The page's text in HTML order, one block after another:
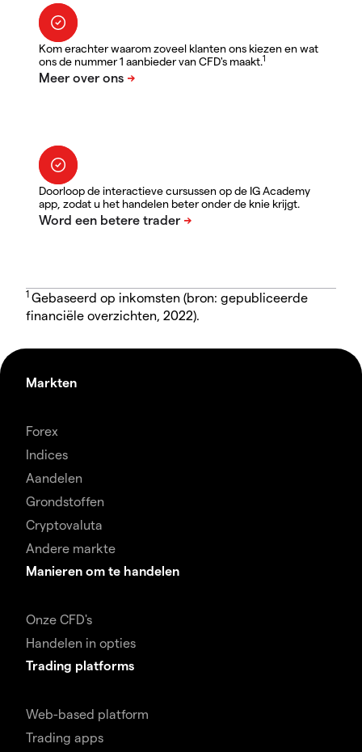
Kom erachter waarom zoveel klanten ons kiezen en wat
ons de nummer 1 aanbieder van CFD's maakt.1
Doorloop de interactieve cursussen op de IG Academy
app, zodat u het handelen beter onder de knie krijgt.
1 Gebaseerd op inkomsten (bron: gepubliceerde
financiële overzichten, 2022).
Markten
Forex
Indices
Aandelen
Grondstoffen
Cryptovaluta
Andere markte
Manieren om te handelen
Onze CFD's
Handelen in opties
Trading platforms
Web-based platform
Trading apps